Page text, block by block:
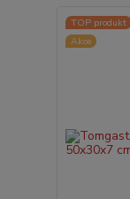
TOP produkt
Akce